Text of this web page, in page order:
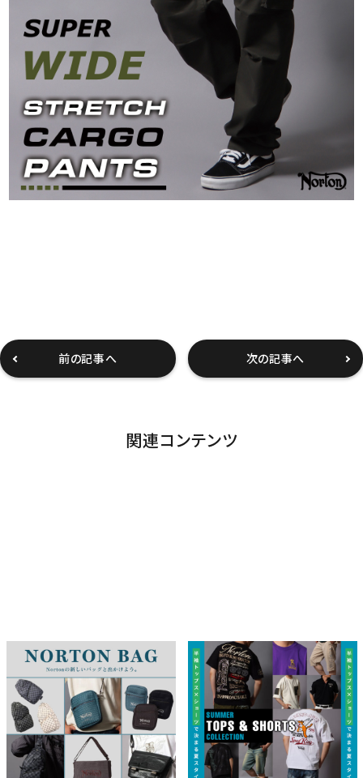
前の記事へ 次の記事へ
関連コンテンツ
Norton バッグ Nortonの新
しいバッグと出かけよう
2026.08.05
NORTON 特集一覧
SUMMER TOPS & SHORTS
COLLECTION
2026.07.27
NORTON 特集一覧